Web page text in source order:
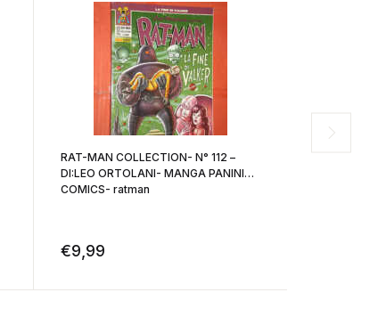
RAT-MAN COLLECTION- N° 112 –
DI:LEO ORTOLANI- MANGA PANINI
COMICS- ratman
€9,99